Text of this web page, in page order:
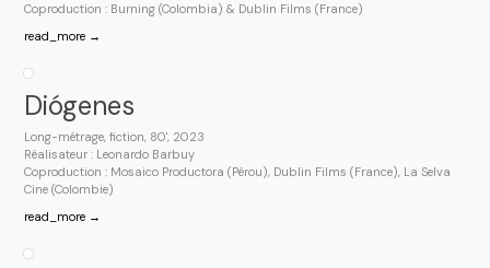
Coproduction : Burning (Colombia) & Dublin Films (France)
read_more →
Diógenes
Long-métrage, fiction, 80', 2023
Réalisateur : Leonardo Barbuy
Coproduction : Mosaico Productora (Pérou), Dublin Films (France), La Selva
Cine (Colombie)
read_more →